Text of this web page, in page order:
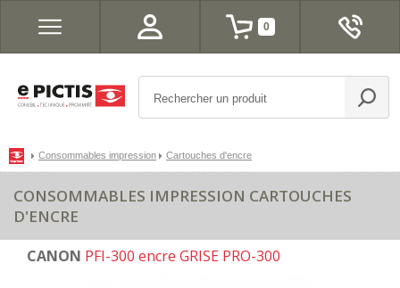
0
Consommables impression Cartouches d'encre
CONSOMMABLES IMPRESSION CARTOUCHES
D'ENCRE
CANON PFI-300 encre GRISE PRO-300